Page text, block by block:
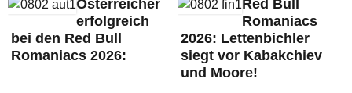
Österreicher
erfolgreich
bei den Red Bull
Romaniacs 2026:
Red Bull
Romaniacs
2026: Lettenbichler
siegt vor Kabakchiev
und Moore!